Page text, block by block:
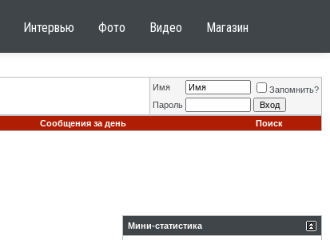
Интервью Фото Видео Магазин
Имя
Запомнить?
Пароль
Сообщения за день Поиск
Мини-статистика